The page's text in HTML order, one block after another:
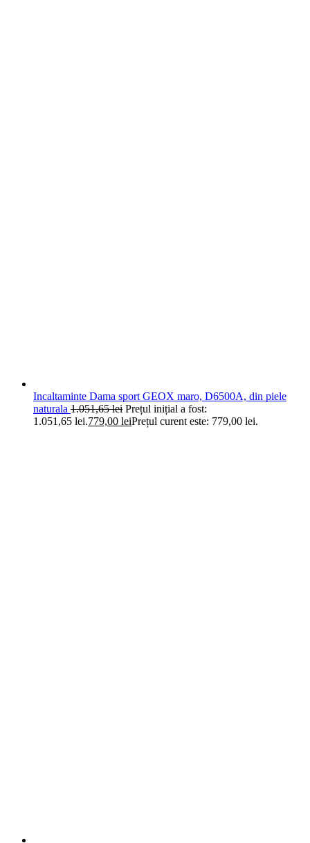
Incaltaminte Dama sport GEOX maro, D6500A, din piele
naturala 1.051,65lei Prețul inițial a fost:
1.051,65 lei.779,00 leiPrețul curent este: 779,00 lei.